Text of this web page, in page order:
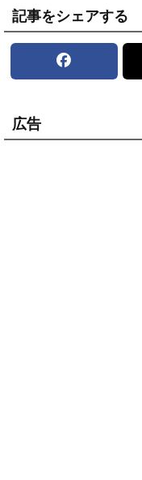
記事をシェアする
広告